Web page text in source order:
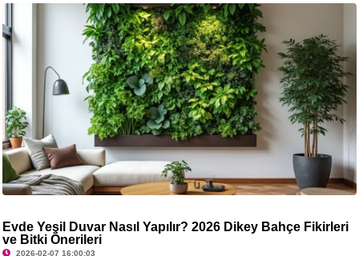
Evde Yeşil Duvar Nasıl Yapılır? 2026 Dikey Bahçe Fikirleri
ve Bitki Önerileri
2026-02-07 16:00:03